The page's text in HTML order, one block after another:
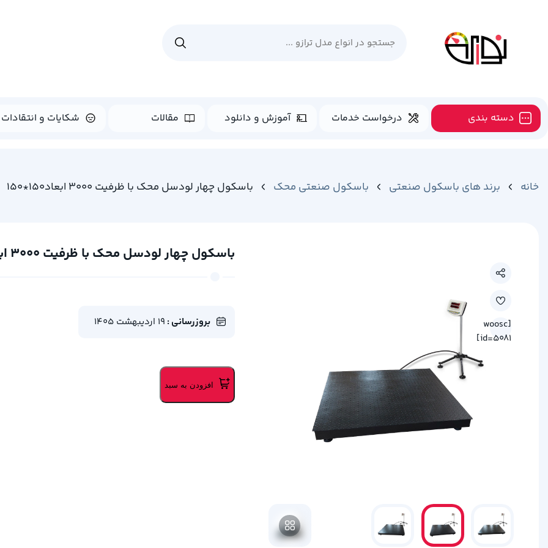
دسته بندی درخواست خدمات آموزش و دانلود مقالات شکایات و انتقادات
خانه برند های باسکول صنعتی باسکول صنعتی محک باسکول چهار لودسل محک با ظرفیت 3000 ابعاد150*150
[woosc
id=5081]
باسکول چهار لودسل محک با ظرفیت 3000 ابعاد150*150
بروزرسانی : 19 اردیبهشت 1405
افزودن به سبد